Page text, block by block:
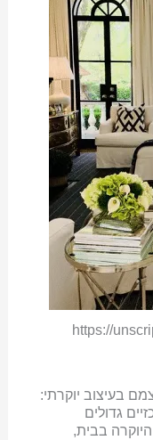
בעיצוב יוקרתי:
גדולים
בבית,